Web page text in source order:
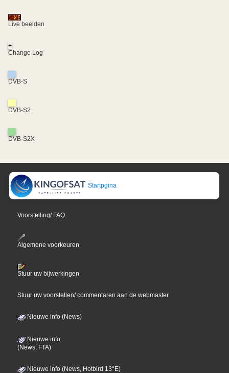
Live beelden
+
Change Log
DVB-S
DVB-S2
DVB-S2X
Startpgina
Voorstelling/ FAQ
Algemene voorkeuren
Stuur uw bijwerkingen
Stuur uw voorstellen/ commentaren aan de webmaster
Nieuwe info (News)
Nieuwe info
(News, FTA)
Nieuwe info (News, Hotbird 13°E)